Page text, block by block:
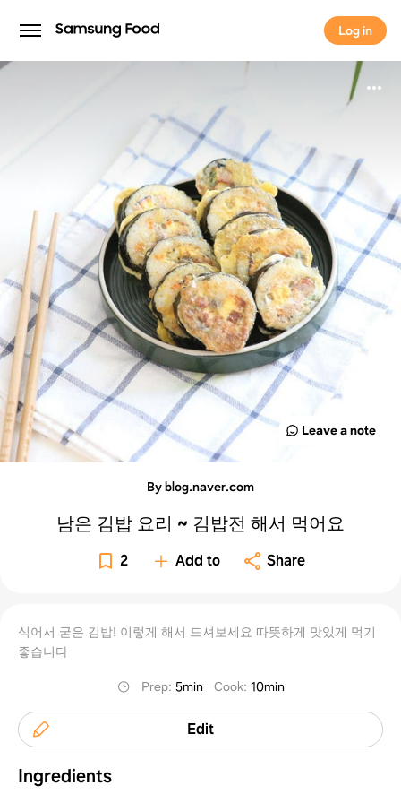
Log in
Log in
Leave a note
By blog.naver.com
남은 김밥 요리 ~ 김밥전 해서 먹어요
2 Add to Share
식어서 굳은 김밥! 이렇게 해서 드셔보세요 따뜻하게 맛있게 먹기
좋습니다
Prep: 5min Cook: 10min
Edit
Ingredients